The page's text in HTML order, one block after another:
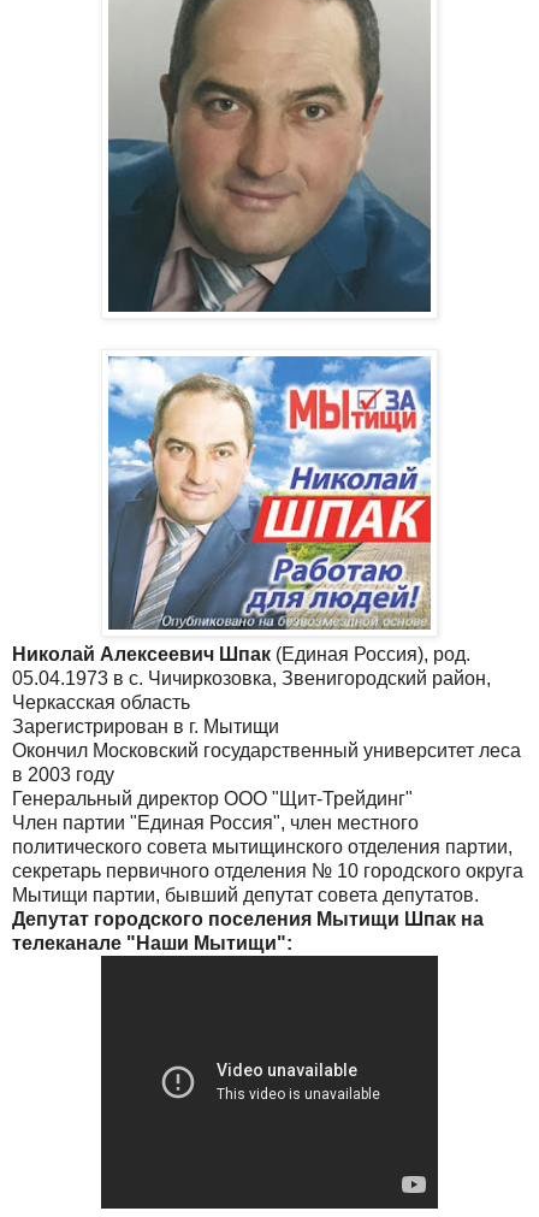
Николай Алексеевич Шпак (Единая Россия), род.
05.04.1973 в с. Чичиркозовка, Звенигородский район,
Черкасская область
Зарегистрирован в г. Мытищи
Окончил Московский государственный университет леса
в 2003 году
Генеральный директор ООО "Щит-Трейдинг"
Член партии "Единая Россия", член местного
политического совета мытищинского отделения партии,
секретарь первичного отделения № 10 городского округа
Мытищи партии, бывший депутат совета депутатов.
Депутат городского поселения Мытищи Шпак на
телеканале "Наши Мытищи":